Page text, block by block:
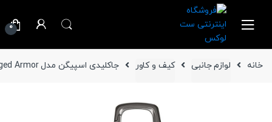
0
خانه لوازم جانبی کیف و کاور جاکلیدی اسپیگن مدل Rugged Armor